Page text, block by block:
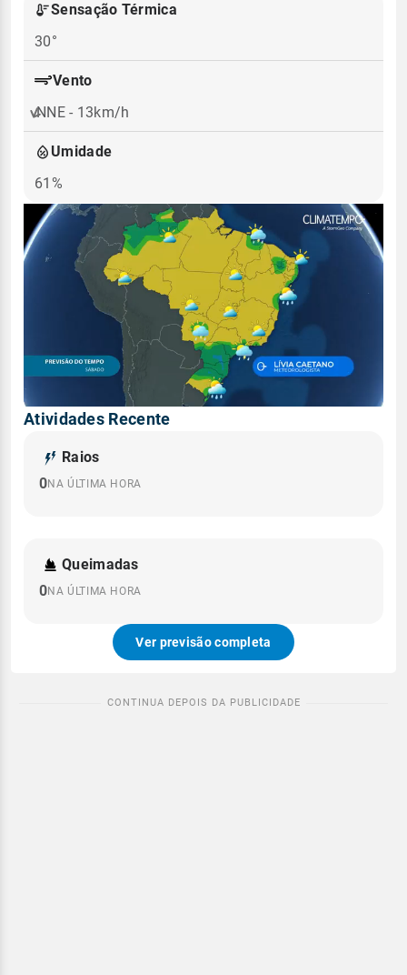
Sensação Térmica
30°
Vento
NNE - 13km/h
Umidade
61%
Atividades Recente
Raios
0NA ÚLTIMA HORA
Queimadas
0NA ÚLTIMA HORA
Ver previsão completa